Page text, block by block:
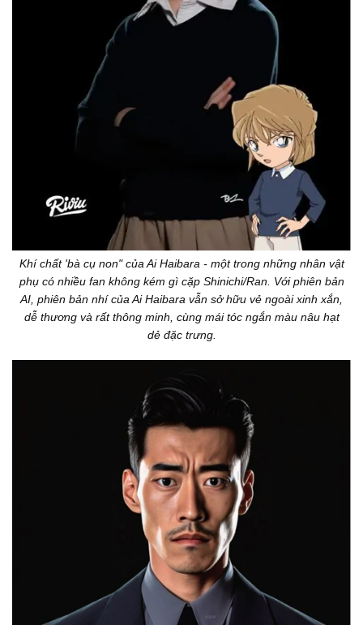
Khí chất 'bà cụ non" của Ai Haibara - một trong những nhân vật
phụ có nhiều fan không kém gì cặp Shinichi/Ran. Với phiên bản
AI, phiên bản nhí của Ai Haibara vẫn sở hữu vẻ ngoài xinh xắn,
dễ thương và rất thông minh, cùng mái tóc ngắn màu nâu hạt
dẻ đặc trưng.